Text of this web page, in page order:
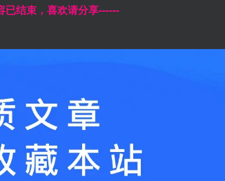
已结束，喜欢请分享------